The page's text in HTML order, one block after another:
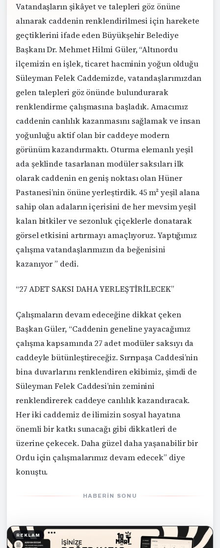
Vatandaşların şikâyet ve talepleri göz önüne
alınarak caddenin renklendirilmesi için harekete
geçtiklerini ifade eden Büyükşehir Belediye
Başkanı Dr. Mehmet Hilmi Güler, “Altınordu
ilçemizin en işlek, ticaret hacminin yoğun olduğu
Süleyman Felek Caddemizde, vatandaşlarımızdan
gelen talepleri göz önünde bulundurarak
renklendirme çalışmasına başladık. Amacımız
caddenin canlılık kazanmasını sağlamak ve insan
yoğunluğu aktif olan bir caddeye modern
görünüm kazandırmaktı. Oturma elemanlı yeşil
ada şeklinde tasarlanan modüler saksıları ilk
olarak caddenin en geniş noktası olan Hüner
Pastanesi’nin önüne yerleştirdik. 45 m² yeşil alana
sahip olan adaların içerisini de her mevsim yeşil
kalan bitkiler ve sezonluk çiçeklerle donatarak
görsel etkisini artırmayı amaçlıyoruz. Yaptığımız
çalışma vatandaşlarımızın da beğenisini
kazanıyor ” dedi.
“27 ADET SAKSI DAHA YERLEŞTİRİLECEK”
Çalışmaların devam edeceğine dikkat çeken
Başkan Güler, “Caddenin geneline yayacağımız
çalışma kapsamında 27 adet modüler saksıyı da
caddeyle bütünleştireceğiz. Sırrıpaşa Caddesi’nin
bina duvarlarını renklendiren ekibimiz, şimdi de
Süleyman Felek Caddesi’nin zeminini
renklendirerek caddeye canlılık kazandıracak.
Her iki caddemiz de ilimizin sosyal hayatına
önemli bir katkı sunacağı gibi dikkatleri de
üzerine çekecek. Daha güzel daha yaşanabilir bir
Ordu için çalışmalarımız devam edecek” diye
konuştu.
HABERIN SONU
REKLAM